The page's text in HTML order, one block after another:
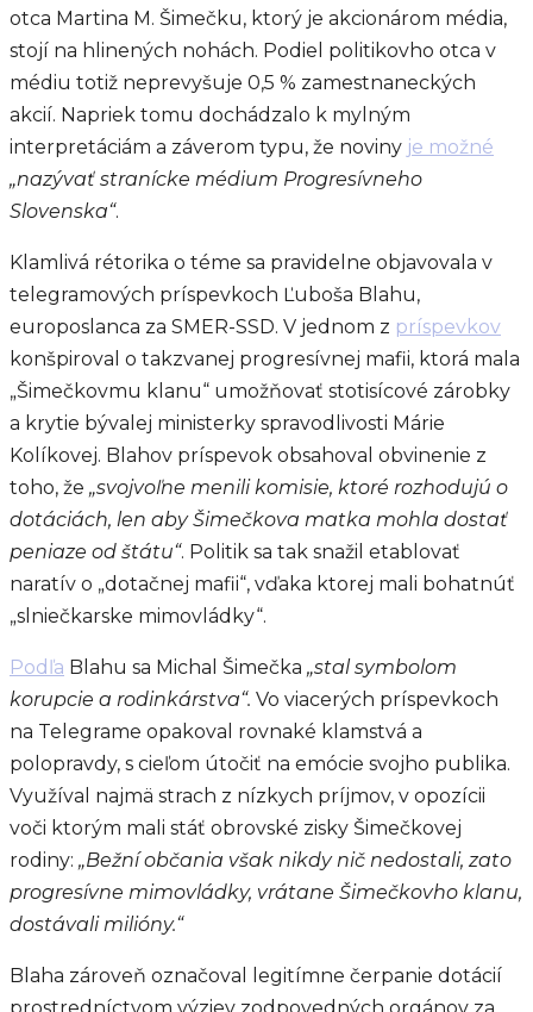
otca Martina M. Šimečku, ktorý je akcionárom média,
stojí na hlinených nohách. Podiel politikovho otca v
médiu totiž neprevyšuje 0,5 % zamestnaneckých
akcií. Napriek tomu dochádzalo k mylným
interpretáciám a záverom typu, že noviny je možné
„nazývať stranícke médium Progresívneho
Slovenska“.
Klamlivá rétorika o téme sa pravidelne objavovala v
telegramových príspevkoch Ľuboša Blahu,
europoslanca za SMER-SSD. V jednom z príspevkov
konšpiroval o takzvanej progresívnej mafii, ktorá mala
„Šimečkovmu klanu“ umožňovať stotisícové zárobky
a krytie bývalej ministerky spravodlivosti Márie
Kolíkovej. Blahov príspevok obsahoval obvinenie z
toho, že „svojvoľne menili komisie, ktoré rozhodujú o
dotáciách, len aby Šimečkova matka mohla dostať
peniaze od štátu“. Politik sa tak snažil etablovať
naratív o „dotačnej mafii“, vďaka ktorej mali bohatnúť
„slniečkarske mimovládky“.
Podľa Blahu sa Michal Šimečka „stal symbolom
korupcie a rodinkárstva“. Vo viacerých príspevkoch
na Telegrame opakoval rovnaké klamstvá a
polopravdy, s cieľom útočiť na emócie svojho publika.
Využíval najmä strach z nízkych príjmov, v opozícii
voči ktorým mali stáť obrovské zisky Šimečkovej
rodiny: „Bežní občania však nikdy nič nedostali, zato
progresívne mimovládky, vrátane Šimečkovho klanu,
dostávali milióny.“
Blaha zároveň označoval legitímne čerpanie dotácií